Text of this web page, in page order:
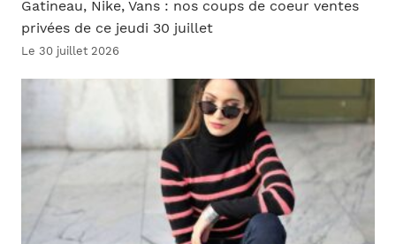
Gatineau, Nike, Vans : nos coups de coeur ventes
privées de ce jeudi 30 juillet
Le 30 juillet 2026